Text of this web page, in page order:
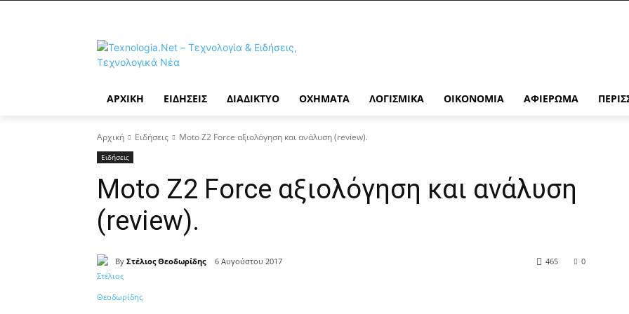
ΑΡΧΙΚΉ ΕΙΔΉΣΕΙΣ ΔΙΑΔΊΚΤΥΟ ΟΧΉΜΑΤΑ ΛΟΓΙΣΜΙΚΆ ΟΙΚΟΝΟΜΊΑ ΑΦΙΈΡΩΜΑ
Αρχική Ειδήσεις Moto Z2 Force αξιολόγηση και ανάλυση (review).
Ειδήσεις
Moto Z2 Force αξιολόγηση και ανάλυση
(review).
By Στέλιος Θεοδωρίδης 6 Αυγούστου 2017 0
465
Κοινοποίηση